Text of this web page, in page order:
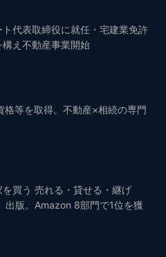
代表取締役に就任・宅建業免許
え不動産事業開始
格等を取得。不動産×相続の専門
買う 売れる・貸せる・継げ
出版。Amazon 8部門で1位を獲